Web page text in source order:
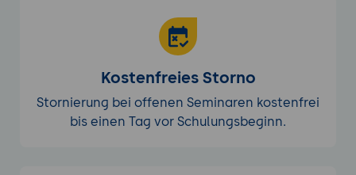
Kostenfreies Storno
Stornierung bei offenen Seminaren kostenfrei
bis einen Tag vor Schulungsbeginn.